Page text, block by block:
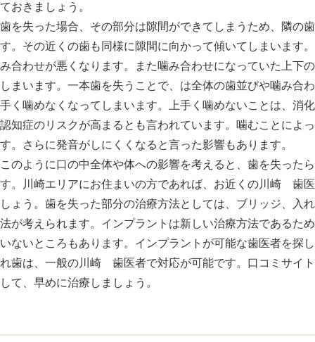
ておきましょう。
歯を失った場合、その部分は隙間ができてしまうため、隣の
す。その近くの歯も同様に隙間に向かって傾いてしまいます
み合わせが悪くなります。また噛み合わせになっていた上下
しまいます。一本歯を失うことで、は全体の歯並びや噛み合
手く噛めなくなってしまいます。上手く噛めないことは、消
認知症のリスクが高まるとも言われています。噛むことによ
す。さらに発音がしにくくなると言った影響もあります。
このように口の中全体や体への影響を考えると、歯を失った
す。川崎エリアにお住まいの方であれば、お近くの川崎 歯
しょう。歯を失った部分の治療方法としては、ブリッジ、入
法が考えられます。インプラントは新しい治療方法であるた
いないところもあります。インプラントが可能な歯医者を探
れ歯は、一般の川崎 歯医者で対応が可能です。口コミサイ
して、早めに治療しましょう。